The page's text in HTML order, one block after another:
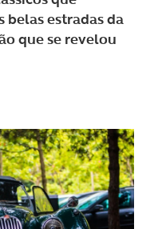
belas estradas da
que se revelou